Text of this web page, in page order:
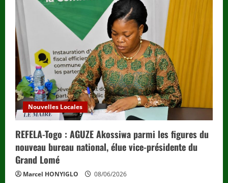
Nouvelles Locales
REFELA-Togo : AGUZE Akossiwa parmi les figures du
nouveau bureau national, élue vice-présidente du
Grand Lomé
Marcel HONYIGLO 08/06/2026